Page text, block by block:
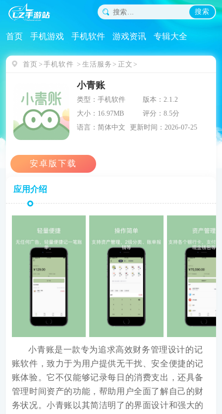
搜索
首页 手机游戏 手机软件 游戏资讯 专辑大全
首页 手机软件 生活服务 正文
小青账
类型：手机软件
版本：2.1.2
大小：16.97MB
评分：8.5分
语言：简体中文
更新时间：2026-07-25
应用介绍
小青账是一款专为追求高效财务管理设计的记
账软件，致力于为用户提供无干扰、安全便捷的记
账体验。它不仅能够记录每日的消费支出，还具备
管理时间资产的功能，帮助用户全面了解自己的财
务状况。小青账以其简洁明了的界面设计和强大的